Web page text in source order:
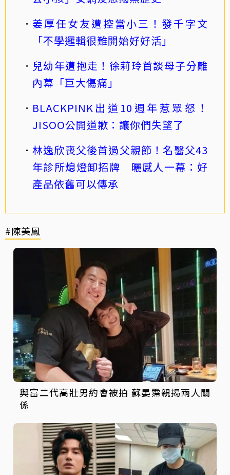
姜厚任女友遭控當小三！發千字文
「不學邏輯很難開始好好活」
兒幼年遭抱走！徐莉玲首談母子分離
內幕「巨大傷痛」
BLACKPINK出道10週年惹眾怒！
JISOO公開道歉：讓你們失望了
林逸欣喪父後首過父親節！名醫父43
年診所熄燈卸招牌 曬感人一幕：好
產品依舊可以傳承
#陳美鳳
與富二代高壯男約會被拍 蘇晏霈親揭兩人關
係